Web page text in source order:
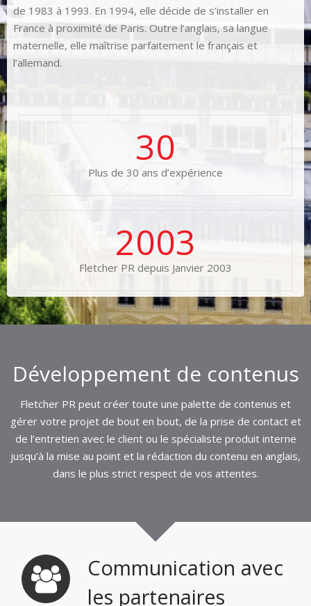
de 1983 à 1993. En 1994, elle décide de s’installer en
France à proximité de Paris. Outre l’anglais, sa langue
maternelle, elle maîtrise parfaitement le français et
l’allemand.
30
Plus de 30 ans d’expérience
2003
Fletcher PR depuis Janvier 2003
Développement de contenus
Fletcher PR peut créer toute une palette de contenus et
gérer votre projet de bout en bout, de la prise de contact et
de l’entretien avec le client ou le spécialiste produit interne
jusqu’à la mise au point et la rédaction du contenu en anglais,
dans le plus strict respect de vos attentes.
Communication avec
les partenaires